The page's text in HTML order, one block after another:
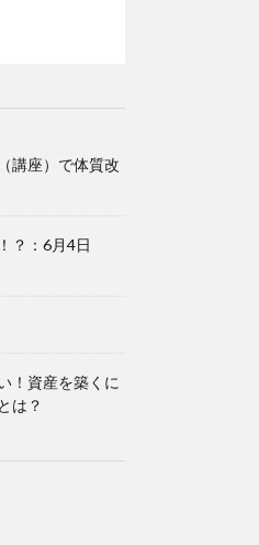
講座）で体質改
？：6月4日
！資産を築くに
は？